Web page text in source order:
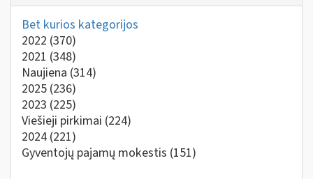
Bet kurios kategorijos
2022 (370)
2021 (348)
Naujiena (314)
2025 (236)
2023 (225)
Viešieji pirkimai (224)
2024 (221)
Gyventojų pajamų mokestis (151)